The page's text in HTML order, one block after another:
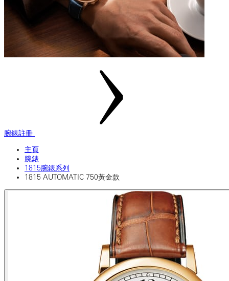
腕錶註冊
主頁
腕錶
1815腕錶系列
1815 AUTOMATIC 750黃金款